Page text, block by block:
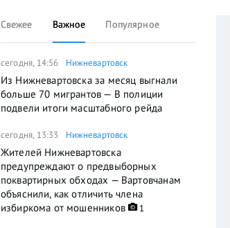
Свежее Важное Популярное
сегодня, 14:56 Нижневартовск
Из Нижневартовска за месяц выгнали
больше 70 мигрантов — В полиции
подвели итоги масштабного рейда
сегодня, 13:33 Нижневартовск
Жителей Нижневартовска
предупреждают о предвыборных
поквартирных обходах — Вартовчанам
объяснили, как отличить члена
избиркома от мошенников
1